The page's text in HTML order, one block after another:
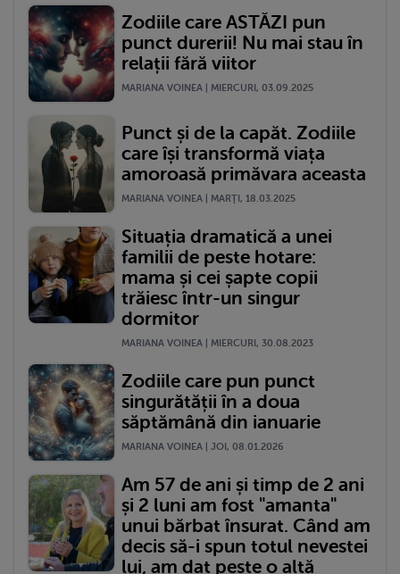
Zodiile care ASTĂZI pun
punct durerii! Nu mai stau în
relații fără viitor
MARIANA VOINEA | MIERCURI, 03.09.2025
Punct și de la capăt. Zodiile
care își transformă viața
amoroasă primăvara aceasta
MARIANA VOINEA | MARŢI, 18.03.2025
Situația dramatică a unei
familii de peste hotare:
mama și cei șapte copii
trăiesc într-un singur
dormitor
MARIANA VOINEA | MIERCURI, 30.08.2023
Zodiile care pun punct
singurătății în a doua
săptămână din ianuarie
MARIANA VOINEA | JOI, 08.01.2026
Am 57 de ani și timp de 2 ani
și 2 luni am fost "amanta"
unui bărbat însurat. Când am
decis să-i spun totul nevestei
lui, am dat peste o altă